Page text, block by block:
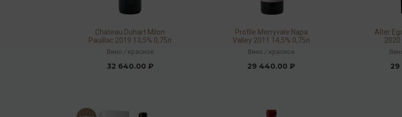
Chateau Duhart Milon
Pauillac 2019 13,5% 0,75л
Вино / красное
32 640.00 ₽
Profile Merryvale Napa
Valley 2011 14,5% 0,75л
Вино / красное
29 440.00 ₽
Alter
2020
29